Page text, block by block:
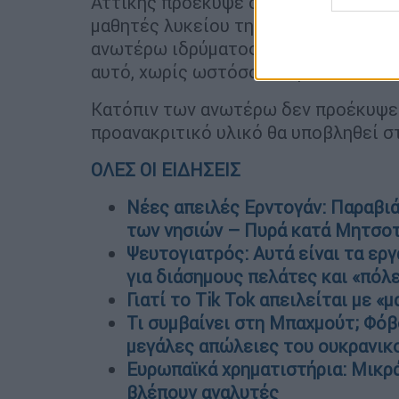
μαθητές λυκείου της ίδιας
ανωτέρω ιδρύματος με σκοπό να
αυτό, χωρίς ωστόσο να προκαλέσουν
Κατόπιν των ανωτέρω δεν προέκυψε
προανακριτικό υλικό θα υποβληθεί
ΟΛΕΣ ΟΙ ΕΙΔΗΣΕΙΣ
Νέες απειλές Ερντογάν:
των νησιών – Πυρά κατά
Ψευτογιατρός: Αυτά είναι τα
για διάσημους πελάτες και
Γιατί το Tik Tok απειλείται με
Τι συμβαίνει στη Μπαχμούτ;
μεγάλες απώλειες του
Ευρωπαϊκά χρηματιστήρια:
βλέπουν αναλυτές